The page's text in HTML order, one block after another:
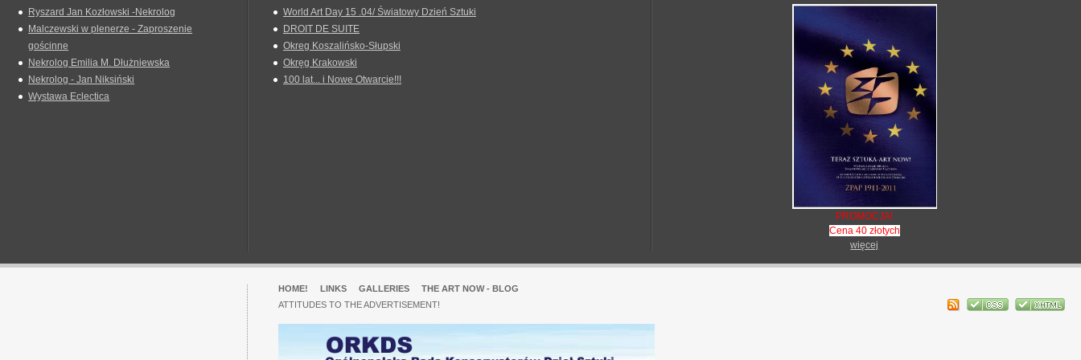
Ryszard Jan Kozłowski -Nekrolog
Malczewski w plenerze - Zaproszenie
gościnne
Nekrolog Emilia M. Dłużniewska
Nekrolog - Jan Niksiński
Wystawa Eclectica
World Art Day 15 .04/ Światowy Dzień Sztuki
DROIT DE SUITE
Okreg Koszalińsko-Słupski
Okręg Krakowski
100 lat... i Nowe Otwarcie!!!
PROMOCJA!
Cena 40 złotych
więcej
HOME! LINKS GALLERIES
THE ART NOW - BLOG
ATTITUDES TO THE ADVERTISEMENT!